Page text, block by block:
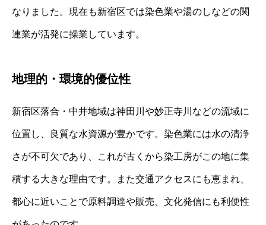
なりました。現在も新宿区では染色業や湯のしなどの関
連業が活発に操業しています。
地理的・環境的優位性
新宿区落合・中井地域は神田川や妙正寺川などの流域に
位置し、良質な水資源が豊かです。染色業には水の清浄
さが不可欠であり、これが古くから染工房がこの地に集
積する大きな理由です。また交通アクセスにも恵まれ、
都心に近いことで原料調達や販売、文化発信にも利便性